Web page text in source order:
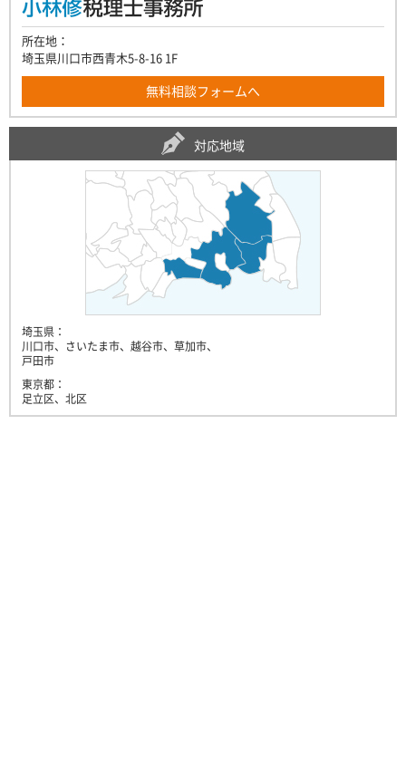
所在地：
埼玉県川口市西青木5-8-16 1F
無料相談フォームへ
対応地域
埼玉県：
川口市、さいたま市、越谷市、草加市、
戸田市
東京都：
足立区、北区